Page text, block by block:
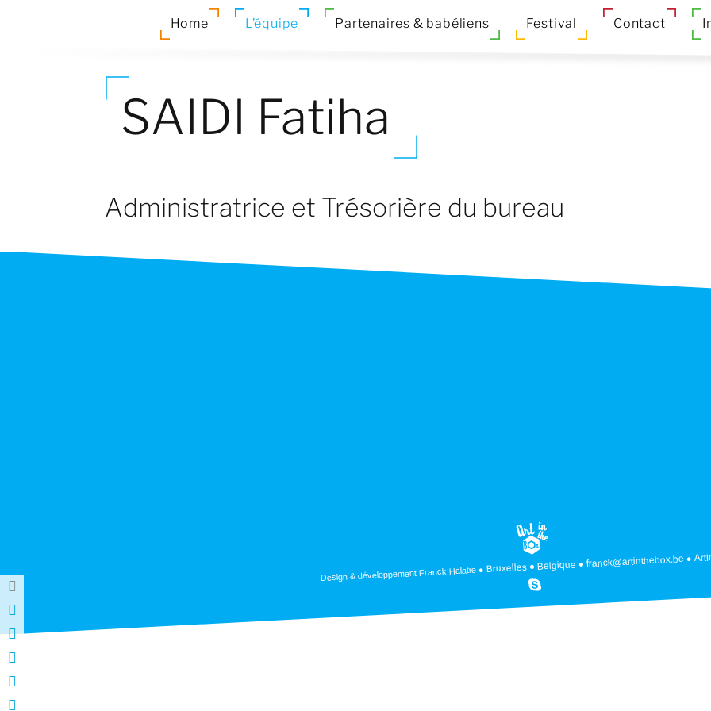
Home L’équipe Partenaires & babéliens Festival Contact
SAIDI Fatiha
Administratrice et Trésorière du bureau
Design & développement Franck Halatre Bruxelles Belgique franck@artinthebox.be